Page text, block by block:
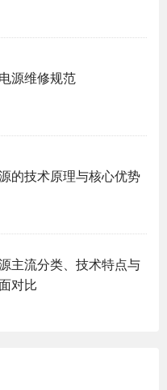
源维修规范
的技术原理与核心优势
主流分类、技术特点与
对比